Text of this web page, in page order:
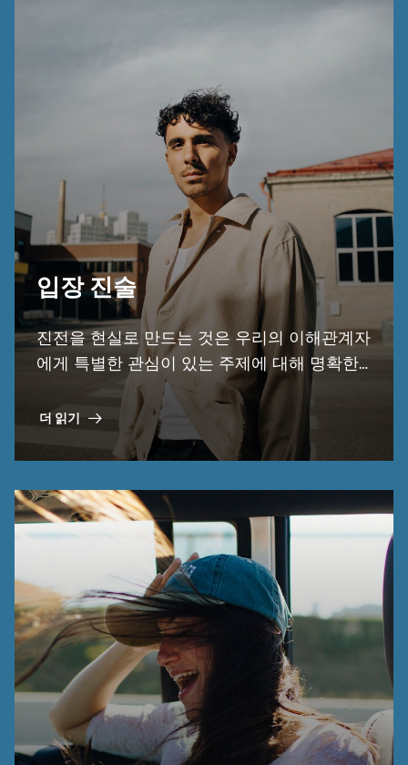
입장 진술
진전을 현실로 만드는 것은 우리의 이해관계자
에게 특별한 관심이 있는 주제에 대해 명확한
입장을 취하는 것을 의미합니다. 여기에서 우
리의 개요를 찾으세요.
더 읽기